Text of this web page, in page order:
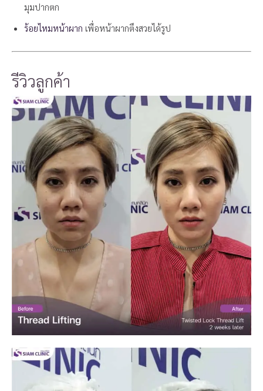
มุมปากตก
ร้อยไหมหน้าผาก เพื่อหน้าผากตึงสวยได้รูป
รีวิวลูกค้า